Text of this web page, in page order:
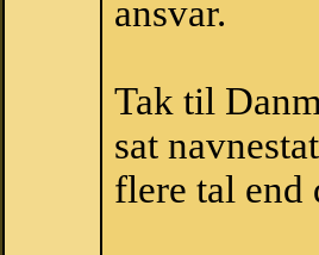
ansvar.
Tak til
sat
flere tal end